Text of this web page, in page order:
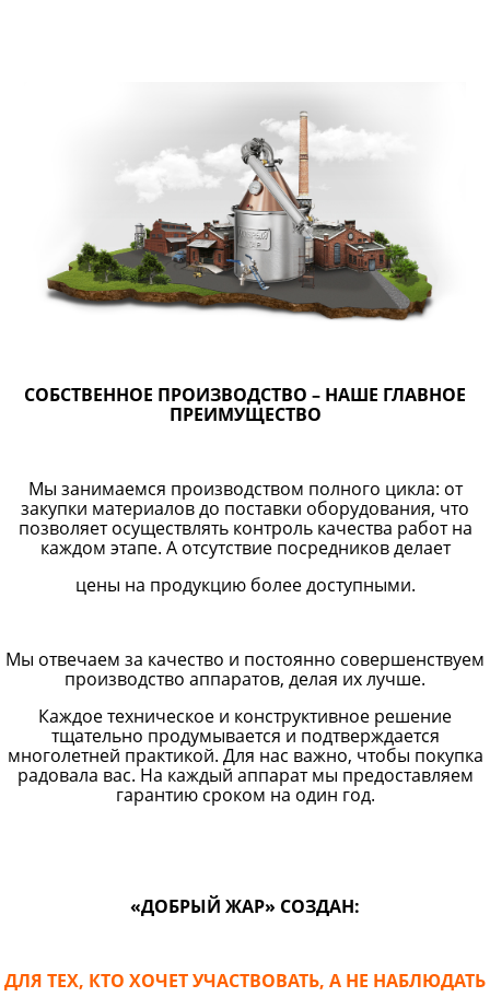
СОБСТВЕННОЕ ПРОИЗВОДСТВО – НАШЕ ГЛАВНОЕ
ПРЕИМУЩЕСТВО
Мы занимаемся производством полного цикла: от
закупки материалов до поставки оборудования, что
позволяет осуществлять контроль качества работ на
каждом этапе. А отсутствие посредников делает
цены на продукцию более доступными.
Мы отвечаем за качество и постоянно совершенствуем
производство аппаратов, делая их лучше.
Каждое техническое и конструктивное решение
тщательно продумывается и подтверждается
многолетней практикой. Для нас важно, чтобы покупка
радовала вас. На каждый аппарат мы предоставляем
гарантию сроком на один год.
«ДОБРЫЙ ЖАР» СОЗДАН:
ДЛЯ ТЕХ, КТО ХОЧЕТ УЧАСТВОВАТЬ, А НЕ НАБЛЮДАТЬ